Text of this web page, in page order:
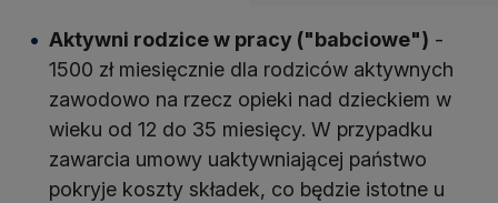
Aktywni rodzice w pracy ("babciowe") -
1500 zł miesięcznie dla rodziców aktywnych
zawodowo na rzecz opieki nad dzieckiem w
wieku od 12 do 35 miesięcy. W przypadku
zawarcia umowy uaktywniającej państwo
pokryje koszty składek, co będzie istotne u